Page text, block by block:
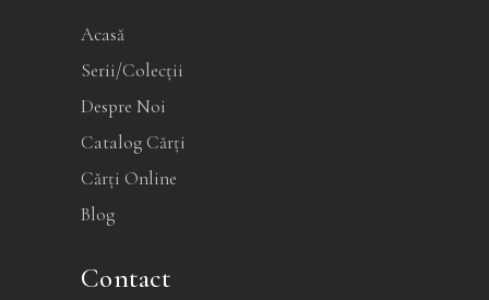
Acasă
Serii/Colecții
Despre Noi
Catalog Cărți
Cărți Online
Blog
Contact